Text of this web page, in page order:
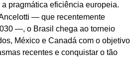
pragmática eficiência europeia.
— que recentemente
—, o Brasil chega ao torneio
México e Canadá com o objetivo
recentes e conquistar o tão